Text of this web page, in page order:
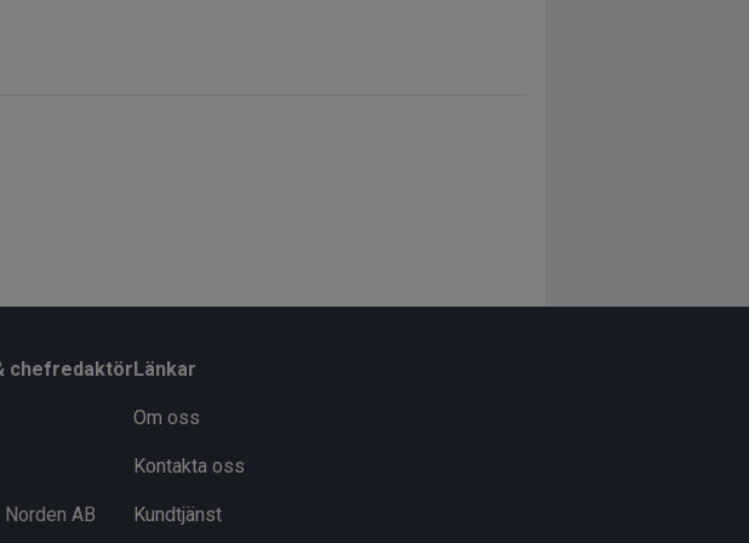
chefredaktör
AB
Länkar
Om oss
Kontakta oss
Kundtjänst